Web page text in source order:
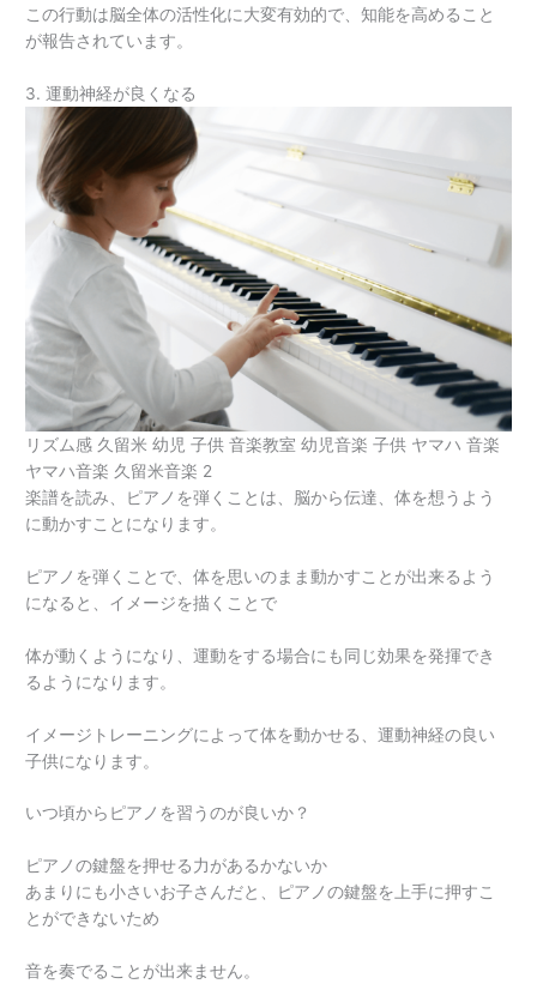
この行動は脳全体の活性化に大変有効的で、知能を高めること
が報告されています。
3. 運動神経が良くなる
リズム感 久留米 幼児 子供 音楽教室 幼児音楽 子供 ヤマハ 音楽
ヤマハ音楽 久留米音楽 2
楽譜を読み、ピアノを弾くことは、脳から伝達、体を想うよう
に動かすことになります。
ピアノを弾くことで、体を思いのまま動かすことが出来るよう
になると、イメージを描くことで
体が動くようになり、運動をする場合にも同じ効果を発揮でき
るようになります。
イメージトレーニングによって体を動かせる、運動神経の良い
子供になります。
いつ頃からピアノを習うのが良いか？
ピアノの鍵盤を押せる力があるかないか
あまりにも小さいお子さんだと、ピアノの鍵盤を上手に押すこ
とができないため
音を奏でることが出来ません。